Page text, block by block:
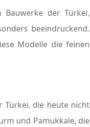
Bauwerke der Türkei,
beeindruckend.
Modelle die feinen
Türkei, die heute nicht
und Pamukkale, die